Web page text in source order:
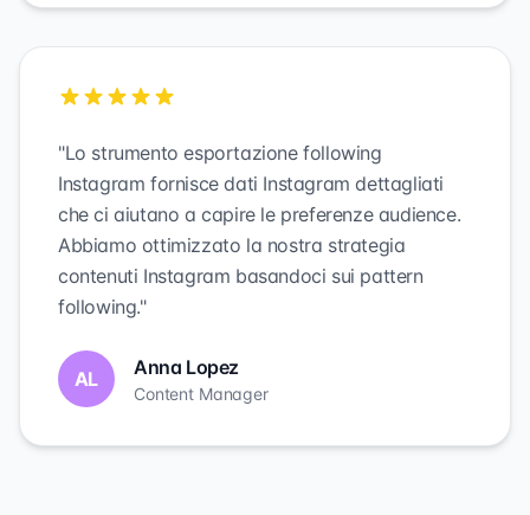
"Lo strumento esportazione following
Instagram fornisce dati Instagram dettagliati
che ci aiutano a capire le preferenze audience.
Abbiamo ottimizzato la nostra strategia
contenuti Instagram basandoci sui pattern
following."
AL Anna Lopez
Content Manager